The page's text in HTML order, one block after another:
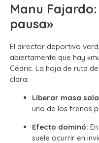
Manu
pausa»
El director deportivo
abiertamente que hay
Cédric. La hoja de ruta
clara:
Liberar masa
uno de los frenos
Efecto dominó:
suele ocurrir en